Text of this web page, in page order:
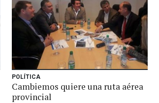
POLÍTICA
Cambiemos quiere una ruta aérea
provincial